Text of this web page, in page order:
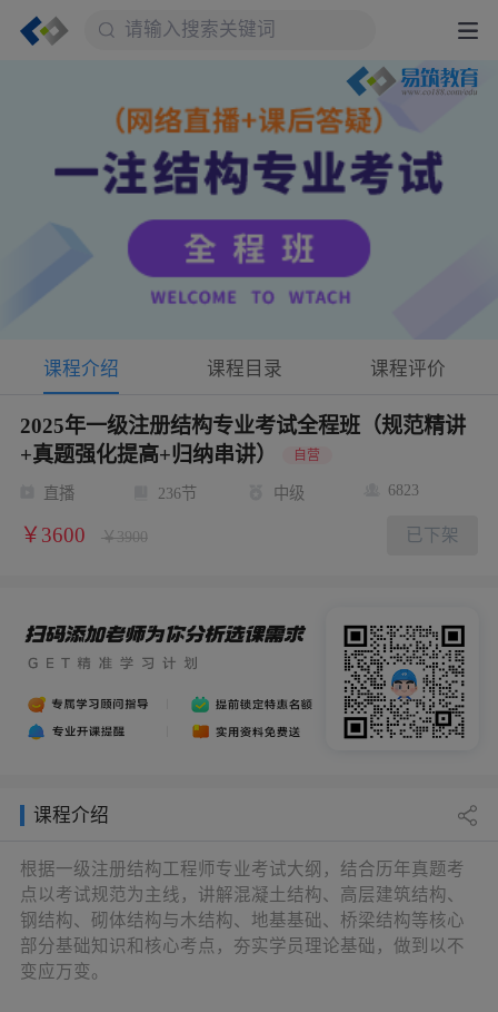
课程介绍 课程目录 课程评价
2025年一级注册结构专业考试全程班（规范精讲
+真题强化提高+归纳串讲）
自营
直播 236节 中级 6823
￥3600 ￥3900 已下架
课程介绍
根据一级注册结构工程师专业考试大纲，结合历年真题考
点以考试规范为主线，讲解混凝土结构、高层建筑结构、
钢结构、砌体结构与木结构、地基基础、桥梁结构等核心
部分基础知识和核心考点，夯实学员理论基础，做到以不
变应万变。